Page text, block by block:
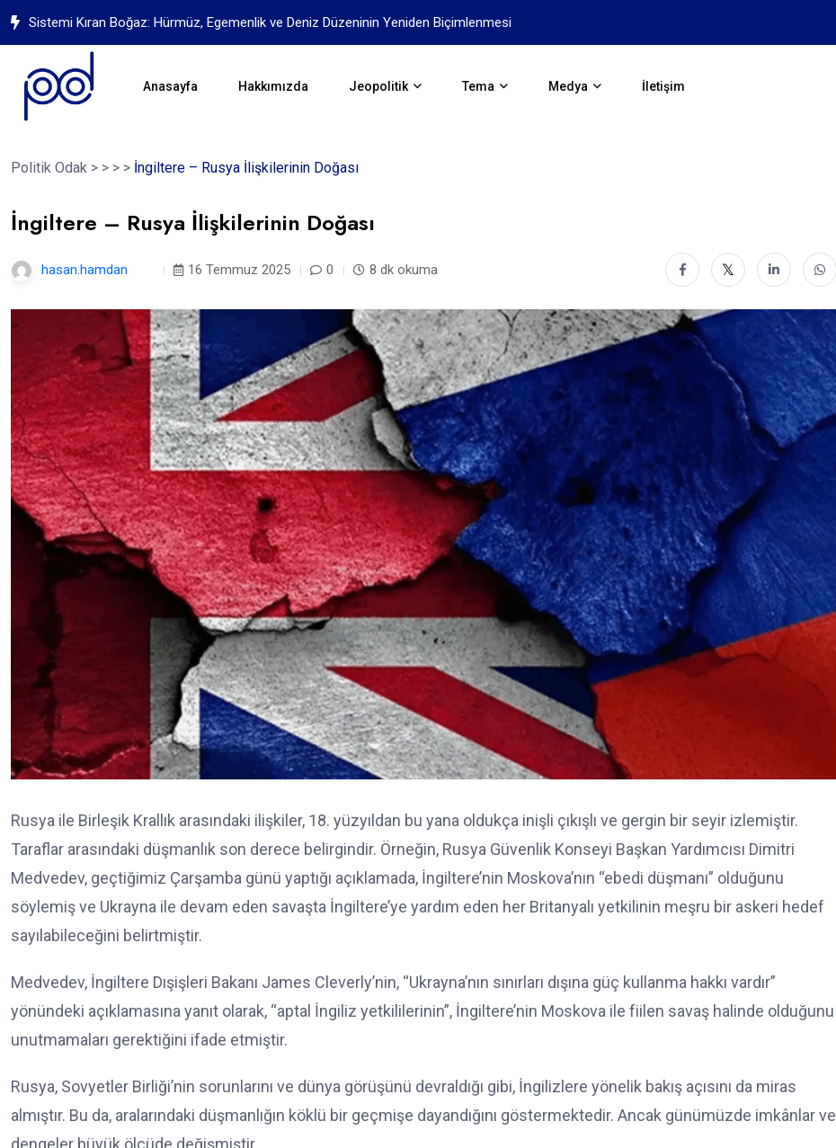
Yapay Zekanın Geleceği İçin Mücadele
Anasayfa Hakkımızda Jeopolitik Tema Medya İletişim
Politik Odak > > > > İngiltere – Rusya İlişkilerinin Doğası
İngiltere – Rusya İlişkilerinin Doğası
hasan.hamdan 16 Temmuz 2025 0 8 dk okuma
Rusya ile Birleşik Krallık arasındaki ilişkiler, 18. yüzyıldan bu yana oldukça inişli çıkışlı ve gergin bir seyir izlemiştir.
Taraflar arasındaki düşmanlık son derece belirgindir. Örneğin, Rusya Güvenlik Konseyi Başkan Yardımcısı Dimitri
Medvedev, geçtiğimiz Çarşamba günü yaptığı açıklamada, İngiltere’nin Moskova’nın “ebedi düşmanı” olduğunu
söylemiş ve Ukrayna ile devam eden savaşta İngiltere’ye yardım eden her Britanyalı yetkilinin meşru bir askeri hedef
sayılabileceğini belirtmiştir.
Medvedev, İngiltere Dışişleri Bakanı James Cleverly’nin, “Ukrayna’nın sınırları dışına güç kullanma hakkı vardır”
yönündeki açıklamasına yanıt olarak, “aptal İngiliz yetkililerinin”, İngiltere’nin Moskova ile fiilen savaş halinde olduğunu
unutmamaları gerektiğini ifade etmiştir.
Rusya, Sovyetler Birliği’nin sorunlarını ve dünya görüşünü devraldığı gibi, İngilizlere yönelik bakış açısını da miras
almıştır. Bu da, aralarındaki düşmanlığın köklü bir geçmişe dayandığını göstermektedir. Ancak günümüzde imkânlar ve
dengeler büyük ölçüde değişmiştir.